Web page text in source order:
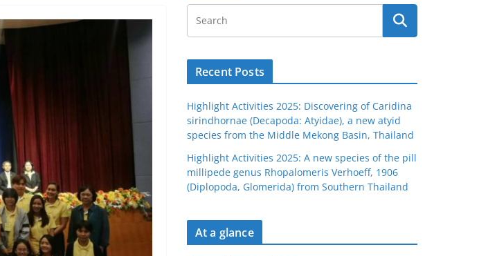
Recent Posts
Highlight Activities 2025: Discovering of Caridina
sirindhornae (Decapoda: Atyidae), a new atyid
species from the Middle Mekong Basin, Thailand
Highlight Activities 2025: A new species of the pill
millipede genus Rhopalomeris Verhoeff, 1906
(Diplopoda, Glomerida) from Southern Thailand
At a glance